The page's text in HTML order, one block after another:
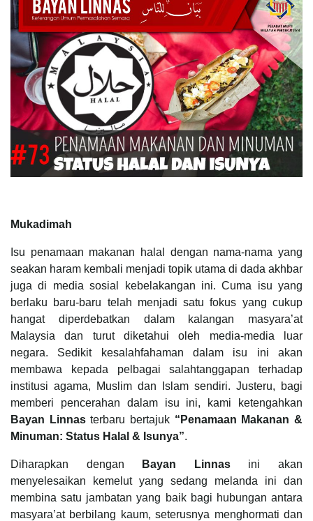
Mukadimah
Isu penamaan makanan halal dengan nama-nama yang
seakan haram kembali menjadi topik utama di dada akhbar
juga di media sosial kebelakangan ini. Cuma isu yang
berlaku baru-baru telah menjadi satu fokus yang cukup
hangat diperdebatkan dalam kalangan masyara’at
Malaysia dan turut diketahui oleh media-media luar
negara. Sedikit kesalahfahaman dalam isu ini akan
membawa kepada pelbagai salahtanggapan terhadap
institusi agama, Muslim dan Islam sendiri. Justeru, bagi
memberi pencerahan dalam isu ini, kami ketengahkan
Bayan Linnasterbaru bertajuk “Penamaan Makanan &
Minuman: Status Halal & Isunya”.
Diharapkan dengan Bayan Linnasini akan
menyelesaikan kemelut yang sedang melanda ini dan
membina satu jambatan yang baik bagi hubungan antara
masyara’at berbilang kaum, seterusnya menghormati dan